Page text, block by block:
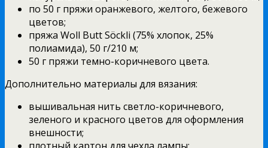
по 50 г пряжи оранжевого, желтого, бежевого
цветов;
пряжа Woll Butt Söckli (75% хлопок, 25%
полиамида), 50 г/210 м;
50 г пряжи темно-коричневого цвета.
Дополнительно материалы для вязания:
вышивальная нить светло-коричневого,
зеленого и красного цветов для оформления
внешности;